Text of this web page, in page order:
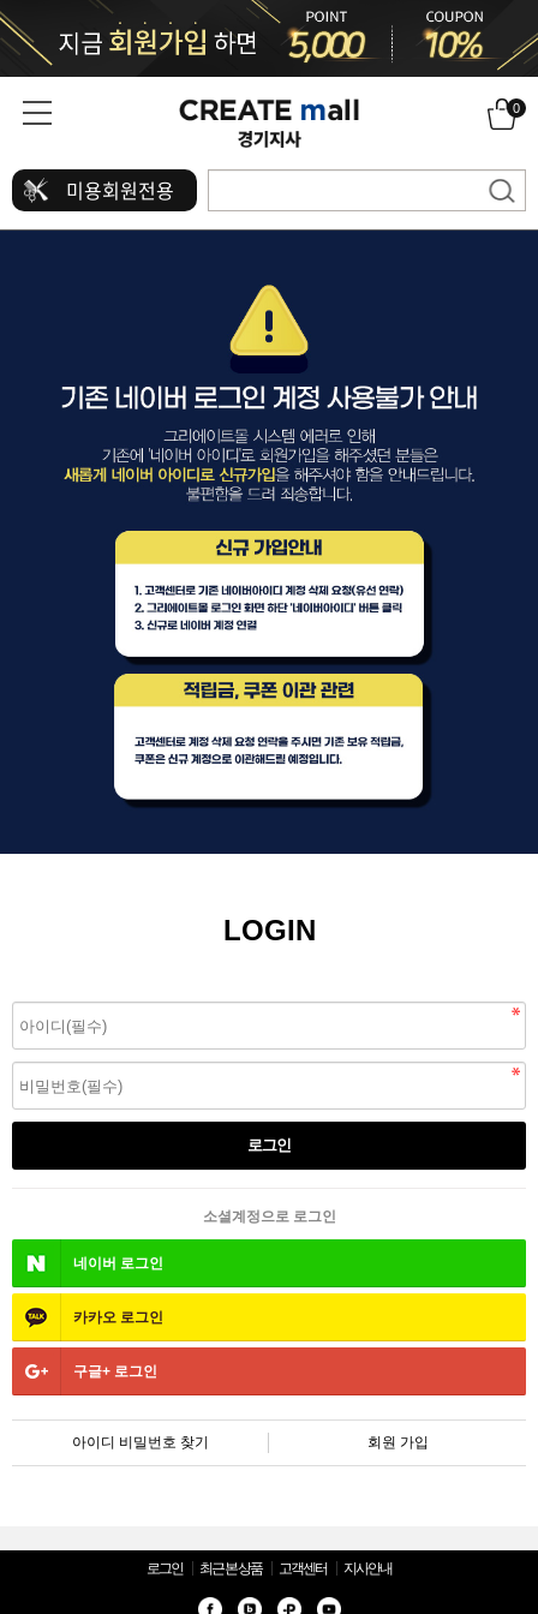
0
미용회원전용
LOGIN
소셜계정으로 로그인
네이버 로그인
카카오 로그인
구글+ 로그인
아이디 비밀번호 찾기 회원 가입
로그인 최근 본 상품 고객센터 지사안내